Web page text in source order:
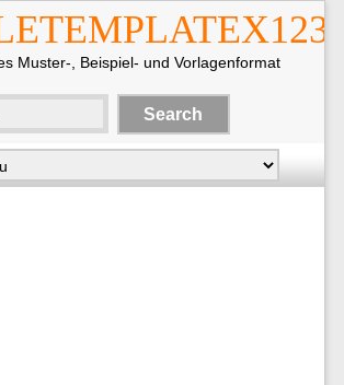
Muster-, Beispiel- und Vorlagenformat